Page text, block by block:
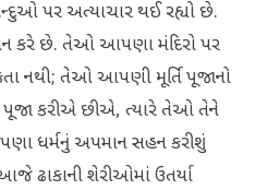
પર અત્યાચાર થઈ રહ્યો છે.
કરે છે. તેઓ આપણા મંદિરો પર
નથી; તેઓ આપણી મૂર્તિ પૂજાનો
કરીએ છીએ, ત્યારે તેઓ તેને
ધર્મનું અપમાન સહન કરીશું
શેરીઓમાં ઉતર્યા